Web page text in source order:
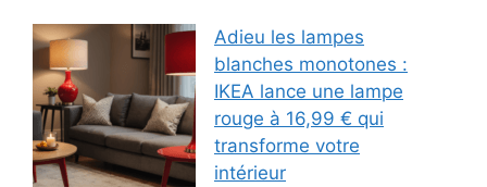
Adieu les lampes
blanches monotones :
IKEA lance une lampe
rouge à 16,99 € qui
transforme votre
intérieur